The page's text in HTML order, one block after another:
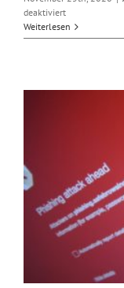
deaktiviertfür
Bis
zu
Weiterlesen